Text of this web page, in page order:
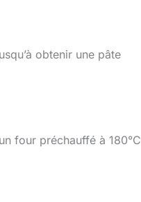
obtenir une pâte
four préchauffé à 180°C